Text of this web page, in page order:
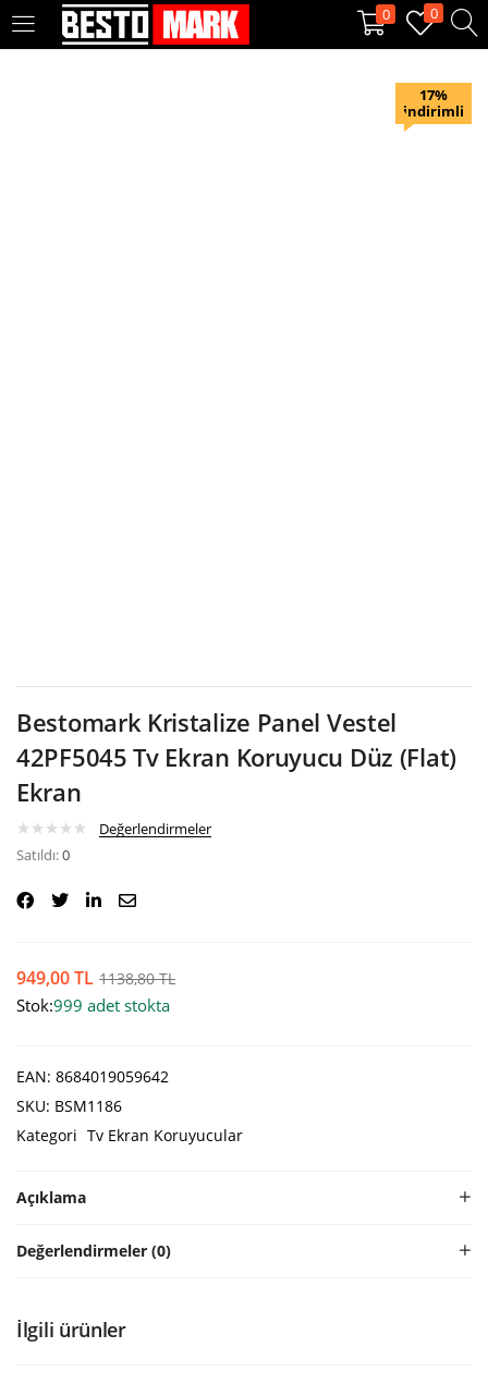
0 0
OTURUM AÇ KAYIT OL
17%
indirimli
Bestomark Kristalize Panel Vestel
42PF5045 Tv Ekran Koruyucu Düz (Flat)
Ekran
Değerlendirmeler
Satıldı:0
949,00TL 1138,80TL
Stok:999 adet stokta
EAN: 8684019059642
SKU: BSM1186
Kategori Tv Ekran Koruyucular
Açıklama
Değerlendirmeler (0)
İlgili ürünler